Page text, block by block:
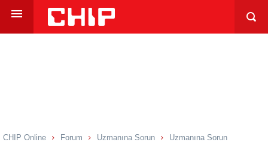
CHIP Online Forum Uzmanına Sorun Uzmanına Sorun